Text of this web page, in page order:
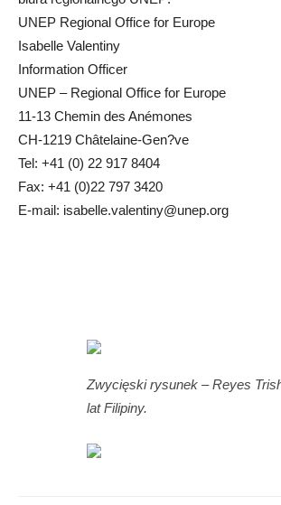
UNEP Regional Office for Europe
Isabelle Valentiny
Information Officer
UNEP – Regional Office for Europe
11-13 Chemin des Anémones
CH-1219 Châtelaine-Gen?ve
Tel: +41 (0) 22 917 8404
Fax: +41 (0)22 797 3420
E-mail: isabelle.valentiny@unep.org
Zwycięski rysunek – Reyes
lat Filipiny.